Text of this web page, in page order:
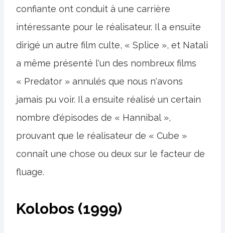
confiante ont conduit à une carrière
intéressante pour le réalisateur. Il a ensuite
dirigé un autre film culte, « Splice », et Natali
a même présenté l'un des nombreux films
« Predator » annulés que nous n'avons
jamais pu voir. Il a ensuite réalisé un certain
nombre d'épisodes de « Hannibal »,
prouvant que le réalisateur de « Cube »
connaît une chose ou deux sur le facteur de
fluage.
Kolobos (1999)